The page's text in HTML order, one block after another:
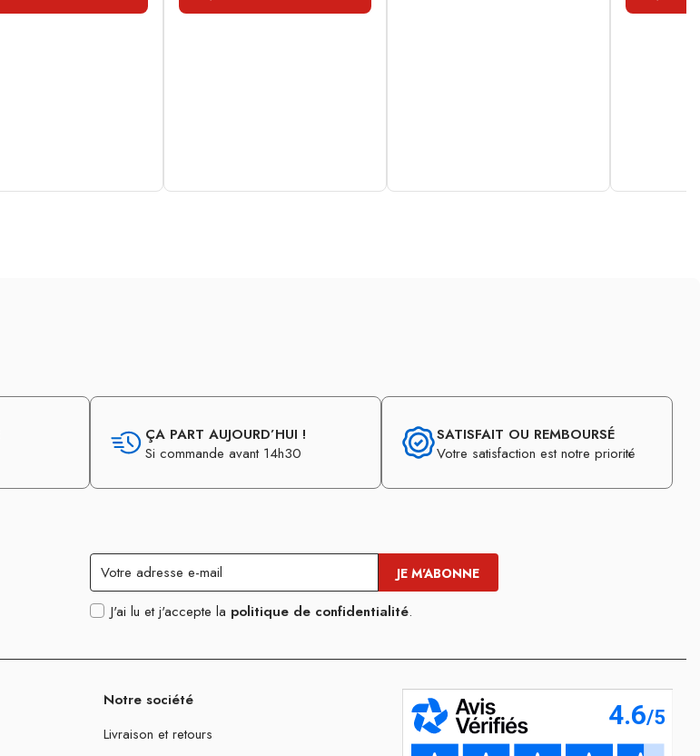
ÇA PART AUJOURD’HUI !
Si commande avant 14h30
SATISFAIT OU REMBOURSÉ
Votre satisfaction est notre priorité
J'ai lu et j'accepte la politique de confidentialité.
Notre société
Livraison et retours